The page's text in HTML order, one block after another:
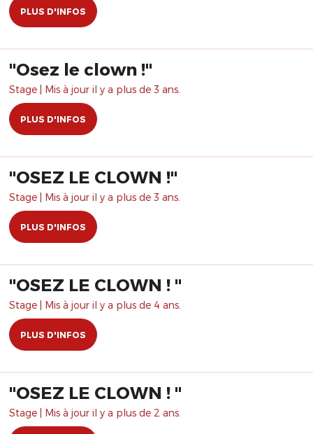
PLUS D'INFOS
​"Osez le clown !"
Stage | Mis à jour il y a plus de 3 ans.
PLUS D'INFOS
​"OSEZ LE CLOWN !"
Stage | Mis à jour il y a plus de 3 ans.
PLUS D'INFOS
"OSEZ LE CLOWN ! "
Stage | Mis à jour il y a plus de 4 ans.
PLUS D'INFOS
"OSEZ LE CLOWN ! "
Stage | Mis à jour il y a plus de 2 ans.